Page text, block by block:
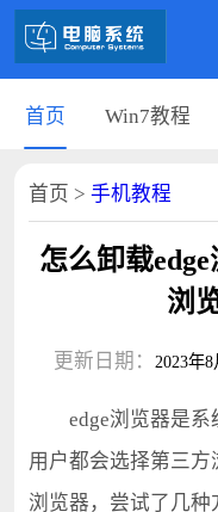
首页 Win7教程
首页 > 手机教程
怎么卸载
浏
更新日期： 2023年8
edge浏览器是系
用户都会选择第三方
浏览器，尝试了几种